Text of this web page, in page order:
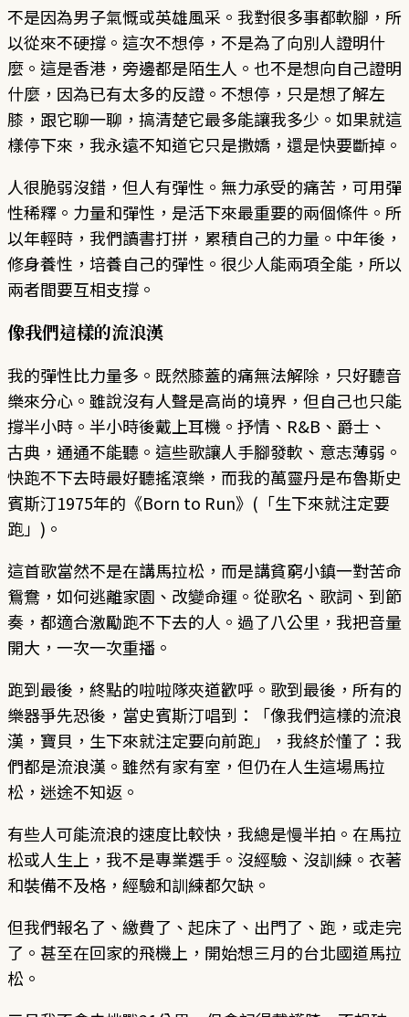
不是因為男子氣慨或英雄風采。我對很多事都軟腳，所
以從來不硬撐。這次不想停，不是為了向別人證明什
麼。這是香港，旁邊都是陌生人。也不是想向自己證明
什麼，因為已有太多的反證。不想停，只是想了解左
膝，跟它聊一聊，搞清楚它最多能讓我多少。如果就這
樣停下來，我永遠不知道它只是撒嬌，還是快要斷掉。
人很脆弱沒錯，但人有彈性。無力承受的痛苦，可用彈
性稀釋。力量和彈性，是活下來最重要的兩個條件。所
以年輕時，我們讀書打拼，累積自己的力量。中年後，
修身養性，培養自己的彈性。很少人能兩項全能，所以
兩者間要互相支撐。
像我們這樣的流浪漢
我的彈性比力量多。既然膝蓋的痛無法解除，只好聽音
樂來分心。雖說沒有人聲是高尚的境界，但自己也只能
撐半小時。半小時後戴上耳機。抒情、R&B、爵士、
古典，通通不能聽。這些歌讓人手腳發軟、意志薄弱。
快跑不下去時最好聽搖滾樂，而我的萬靈丹是布魯斯史
賓斯汀1975年的《Born to Run》(「生下來就注定要
跑」)。
這首歌當然不是在講馬拉松，而是講貧窮小鎮一對苦命
鴛鴦，如何逃離家園、改變命運。從歌名、歌詞、到節
奏，都適合激勵跑不下去的人。過了八公里，我把音量
開大，一次一次重播。
跑到最後，終點的啦啦隊夾道歡呼。歌到最後，所有的
樂器爭先恐後，當史賓斯汀唱到：「像我們這樣的流浪
漢，寶貝，生下來就注定要向前跑」，我終於懂了：我
們都是流浪漢。雖然有家有室，但仍在人生這場馬拉
松，迷途不知返。
有些人可能流浪的速度比較快，我總是慢半拍。在馬拉
松或人生上，我不是專業選手。沒經驗、沒訓練。衣著
和裝備不及格，經驗和訓練都欠缺。
但我們報名了、繳費了、起床了、出門了、跑，或走完
了。甚至在回家的飛機上，開始想三月的台北國道馬拉
松。